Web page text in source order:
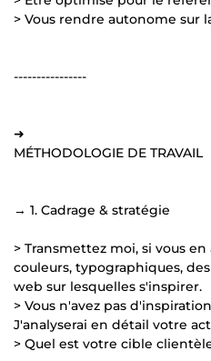
> Vous rendre autonome sur
----------------
➜
MÉTHODOLOGIE DE TRAVAIL
→ 1. Cadrage & stratégie
> Transmettez moi, si vous
couleurs, typographiques,
web sur lesquelles s'inspirer.
> Vous n'avez pas
J'analyserai en détail votre
> Quel est votre cible